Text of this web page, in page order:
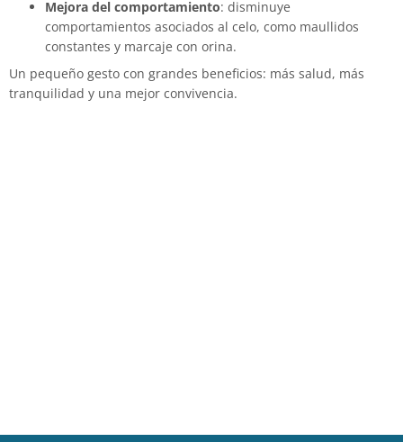
Mejora del comportamiento: disminuye
comportamientos asociados al celo, como maullidos
constantes y marcaje con orina.
Un pequeño gesto con grandes beneficios: más salud, más
tranquilidad y una mejor convivencia.